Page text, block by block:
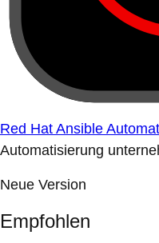
Red Hat Ansible
Automatisierung
Neue Version
Empfohlen